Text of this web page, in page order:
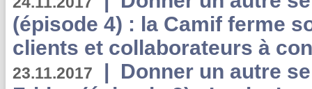
(épisode 4) : la Camif ferme
clients et collaborateurs à
23.11.2017 | Donner un autre